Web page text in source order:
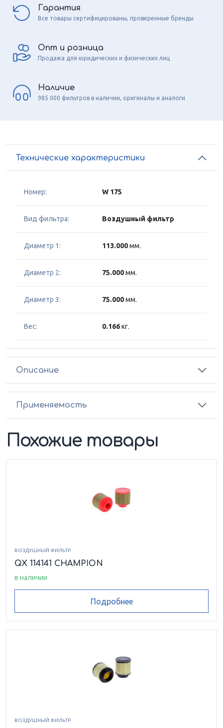
Гарантия
Все товары сертифицированы, проверенные бренды
Опт и розница
Продажа для юридических и физических лиц
Наличие
985 000 фильтров в наличии, оригиналы и аналоги
Технические характеристики
Номер: W 175
Вид фильтра: Воздушный фильтр
Диаметр 1: 113.000мм.
Диаметр 2: 75.000мм.
Диаметр 3: 75.000мм.
Вес: 0.166кг.
Описание
Применяемость
Похожие товары
ВОЗДУШНЫЙ ФИЛЬТР
QX 114141 CHAMPION
в наличии
Подробнее
ВОЗДУШНЫЙ ФИЛЬТР